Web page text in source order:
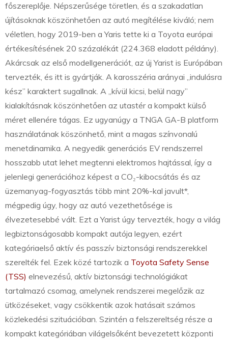
főszereplője. Népszerűsége töretlen, és a szakadatlan
újításoknak köszönhetően az autó megítélése kiváló; nem
véletlen, hogy 2019-ben a Yaris tette ki a Toyota európai
értékesítésének 20 százalékát (224.368 eladott példány).
Akárcsak az első modellgenerációt, az új Yarist is Európában
tervezték, és itt is gyártják. A karosszéria arányai „indulásra
kész” karaktert sugallnak. A „kívül kicsi, belül nagy”
kialakításnak köszönhetően az utastér a kompakt külső
méret ellenére tágas. Ez ugyanúgy a TNGA GA-B platform
használatának köszönhető, mint a magas színvonalú
menetdinamika. A negyedik generációs EV rendszerrel
hosszabb utat lehet megtenni elektromos hajtással, így a
jelenlegi generációhoz képest a CO₂-kibocsátás és az
üzemanyag-fogyasztás több mint 20%-kal javult*,
mégpedig úgy, hogy az autó vezethetősége is
élvezetesebbé vált. Ezt a Yarist úgy tervezték, hogy a világ
legbiztonságosabb kompakt autója legyen, ezért
kategóriaelső aktív és passzív biztonsági rendszerekkel
szerelték fel. Ezek közé tartozik a Toyota Safety Sense
(TSS) elnevezésű, aktív biztonsági technológiákat
tartalmazó csomag, amelynek rendszerei megelőzik az
ütközéseket, vagy csökkentik azok hatásait számos
közlekedési szituációban. Szintén a felszereltség része a
kompakt kategóriában világelsőként bevezetett központi